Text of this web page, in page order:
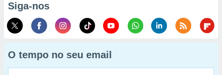
Siga-nos
O tempo no seu email